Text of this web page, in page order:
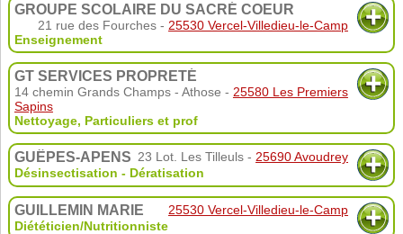
GROUPE SCOLAIRE DU SACRÉ COEUR
21 rue des Fourches - 25530 Vercel-Villedieu-le-Camp
Enseignement
GT SERVICES PROPRETÉ
14 chemin Grands Champs - Athose - 25580 Les Premiers
Sapins
Nettoyage, Particuliers et prof
GUÊPES-APENS 23 Lot. Les Tilleuls - 25690 Avoudrey
Désinsectisation - Dératisation
GUILLEMIN MARIE
25530 Vercel-Villedieu-le-Camp
Diététicien/Nutritionniste